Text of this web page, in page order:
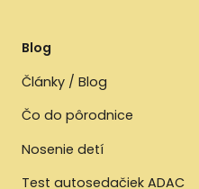
Blog
Články / Blog
Čo do pôrodnice
Nosenie detí
Test autosedačiek ADAC